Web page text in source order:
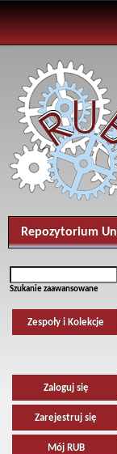
navigation
Repozytorium
Szukanie zaawansowane
Zespoły i Kolekcje
Zaloguj się
Zarejestruj się
Mój RUB